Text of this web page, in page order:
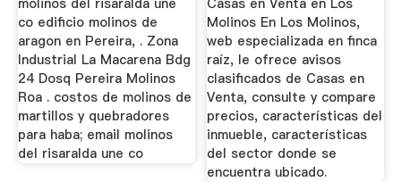
co edificio molinos de
aragon en Pereira, . Zona
Industrial La Macarena Bdg
24 Dosq Pereira Molinos
Roa . costos de molinos de
martillos y quebradores
para haba; email molinos
del risaralda une co
Molinos En Los Molinos,
web especializada en finca
raíz, le ofrece avisos
clasificados de Casas en
Venta, consulte y compare
precios, características del
inmueble, características
del sector donde se
encuentra ubicado.